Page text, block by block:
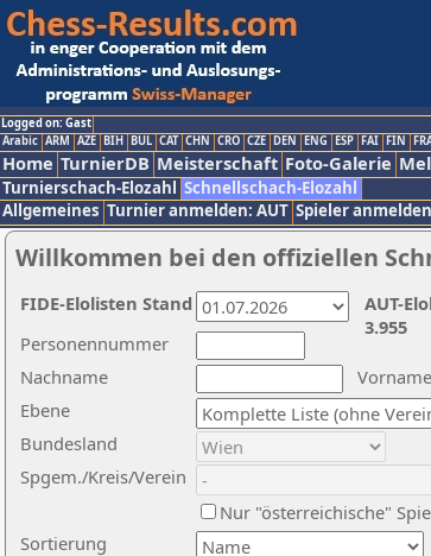
Logged on: Gast
Arabic ARM AZE BIH BUL CAT CHN CRO CZE DEN ENG ESP FAI FIN
Home TurnierDB Meisterschaft Foto-Galerie
Turnierschach-Elozahl Schnellschach-Elozahl
Allgemeines Turnier anmelden: AUT Spieler anmelden
Willkommen bei den offiziellen
Nachname
Vorname
Ebene
Sortierung
Personennummer
Bundesland
Spgem./Kreis/Verein
Nur "österreichische"
AUT-
3.955
FIDE-Elolisten Stand